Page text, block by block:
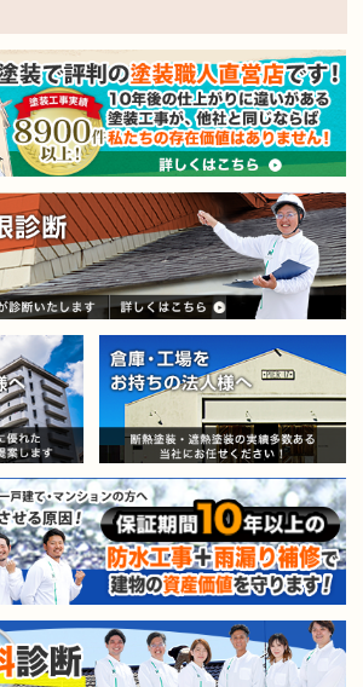
賃貸マンション・アパートオー